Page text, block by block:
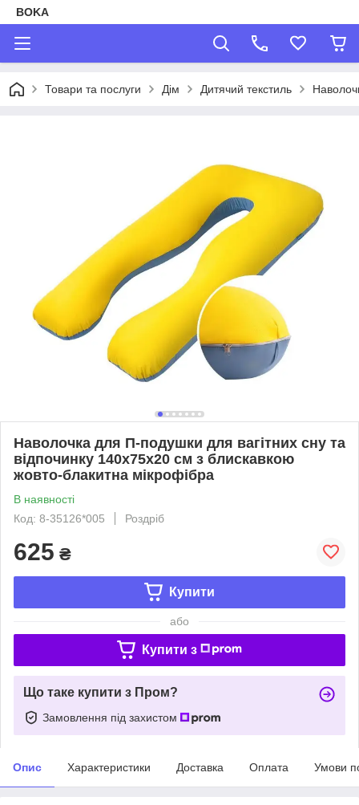
BOKA
Товари та послуги Дім Дитячий текстиль
Наволочка для П-подушки для вагітних сну та
відпочинку 140х75х20 см з блискавкою
жовто-блакитна мікрофібра
В наявності
Код: 8-35126*005
Роздріб
625 ₴
Купити
або
Купити з
Що таке купити з Пром?
Замовлення під захистом
Опис Характеристики Доставка Оплата Умови